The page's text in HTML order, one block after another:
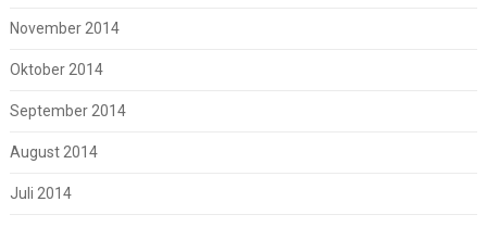
November 2014
Oktober 2014
September 2014
August 2014
Juli 2014